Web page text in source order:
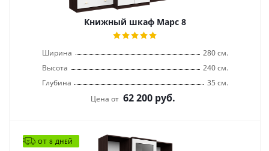
Книжный шкаф Марс 8
Ширина
280 см.
Высота
240 см.
Глубина
35 см.
Цена от 62 200 руб.
ОТ 8 ДНЕЙ